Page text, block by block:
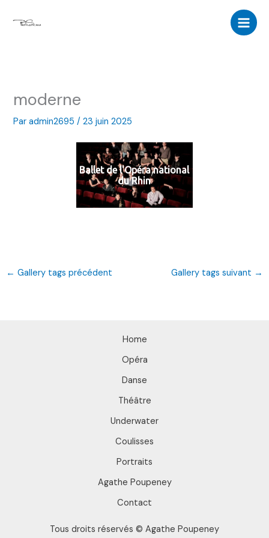
moderne
Paradmin2695/23 juin 2025
Ballet de l'Opéra national
du Rhin
← Gallery tags précédent Gallery tags suivant →
Home
Opéra
Danse
Théâtre
Underwater
Coulisses
Portraits
Agathe Poupeney
Contact
Tous droits réservés © Agathe Poupeney